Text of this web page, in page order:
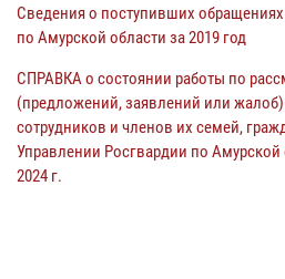
Сведения о поступивших
по Амурской области за 2019 год
СПРАВКА о состоянии работы по
(предложений, заявлений или
сотрудников и членов их семей,
Управлении Росгвардии по Амурской
2024 г.